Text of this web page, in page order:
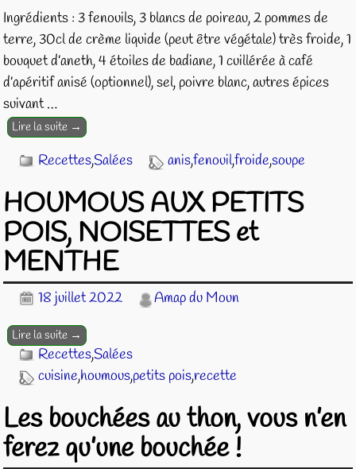
Ingrédients : 3 fenouils, 3 blancs de poireau, 2 pommes de
terre, 30cl de crème liquide (peut être végétale) très froide, 1
bouquet d’aneth, 4 étoiles de badiane, 1 cuillérée à café
d’apéritif anisé (optionnel), sel, poivre blanc, autres épices
suivant…
Lire la suite →
Recettes,Salées anis,fenouil,froide,soupe
HOUMOUS AUX PETITS
POIS, NOISETTES et
MENTHE
18 juillet 2022 Amap du Moun
Lire la suite →
Recettes,Salées
cuisine,houmous,petits pois,recette
Les bouchées au thon, vous n’en
ferez qu’une bouchée !